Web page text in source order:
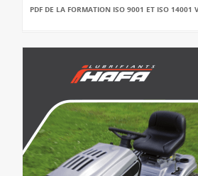
PDF DE LA FORMATION ISO 9001 ET ISO 14001